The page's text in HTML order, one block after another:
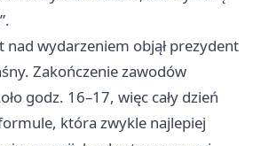
wydarzeniem objął prezydent
Zakończenie zawodów
godz. 16–17, więc cały dzień
która zwykle najlepiej